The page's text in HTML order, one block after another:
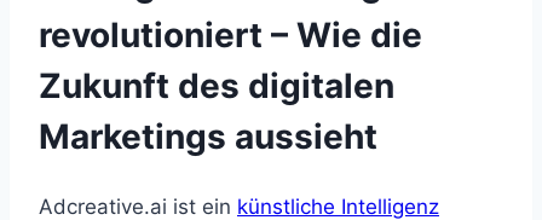
revolutioniert – Wie die
Zukunft des digitalen
Marketings aussieht
Adcreative.ai ist ein künstliche Intelligenz